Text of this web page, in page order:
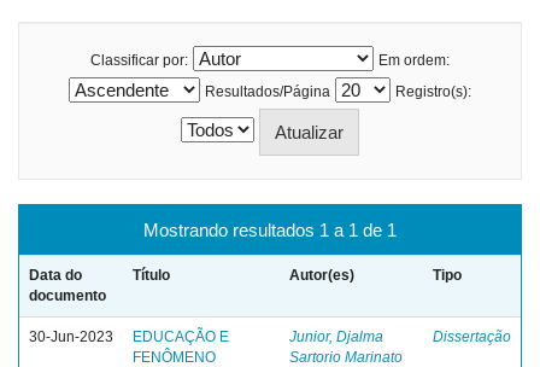
Classificar por:
Em ordem:
Resultados/Página
Registro(s):
Mostrando resultados 1 a 1 de 1
Data do
documento
Título Autor(es) Tipo
30-Jun-2023
EDUCAÇÃO E
FENÔMENO
Junior, Djalma
Sartorio Marinato
Dissertação